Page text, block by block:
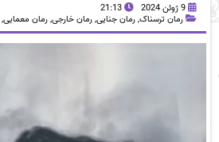
9 ژوئن 2024 21:13
رمان ترسناک,رمان جنایی,رمان خارجی,رمان معمایی,